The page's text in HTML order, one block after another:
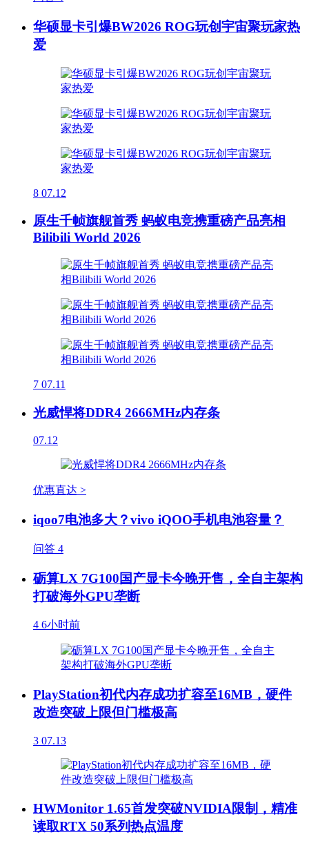
华硕显卡引爆BW2026 ROG玩创宇宙聚玩家热
爱
8 07.12
原生千帧旗舰首秀 蚂蚁电竞携重磅产品亮相
Bilibili World 2026
7 07.11
光威悍将DDR4 2666MHz内存条
07.12
优惠直达 >
iqoo7电池多大？vivo iQOO手机电池容量？
问答 4
砺算LX 7G100国产显卡今晚开售，全自主架构
打破海外GPU垄断
4 6小时前
PlayStation初代内存成功扩容至16MB，硬件
改造突破上限但门槛极高
3 07.13
HWMonitor 1.65首发突破NVIDIA限制，精准
读取RTX 50系列热点温度